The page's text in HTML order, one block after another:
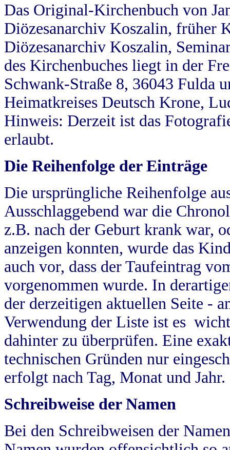
Das Original-Kirchenbuch von
Diözesanarchiv Koszalin, früher
Diözesanarchiv Koszalin,
des Kirchenbuches liegt in der
Schwank-Straße 8, 36043 Fulda
Heimatkreises Deutsch Krone,
Hinweis: Derzeit ist das
erlaubt.
Die Reihenfolge der Einträge
Die ursprüngliche Reihenfolge
Ausschlaggebend war die
z.B. nach der Geburt krank war,
anzeigen konnten, wurde das
auch vor, dass der Taufeintrag
vorgenommen wurde. In
der derzeitigen aktuellen Seite -
Verwendung der Liste ist es
dahinter zu überprüfen. Eine
technischen Gründen nur
erfolgt nach Tag, Monat und Jahr.
Schreibweise der Namen
Bei den Schreibweisen der